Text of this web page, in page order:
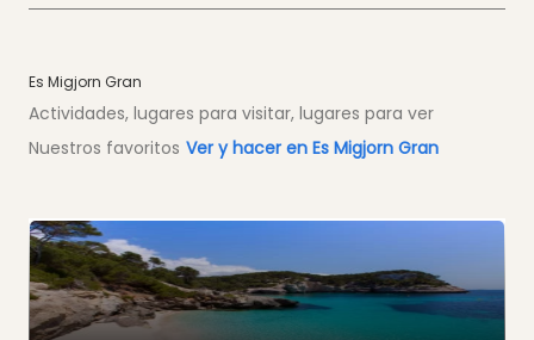
Es Migjorn Gran
Actividades, lugares para visitar, lugares para ver
Nuestros favoritos Ver y hacer en Es Migjorn Gran